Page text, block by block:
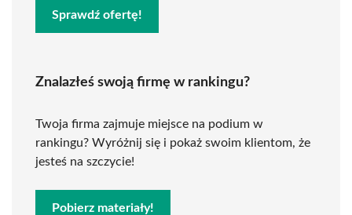
Sprawdź ofertę!
Znalazłeś swoją firmę w rankingu?
Twoja firma zajmuje miejsce na podium w
rankingu? Wyróżnij się i pokaż swoim klientom, że
jesteś na szczycie!
Pobierz materiały!